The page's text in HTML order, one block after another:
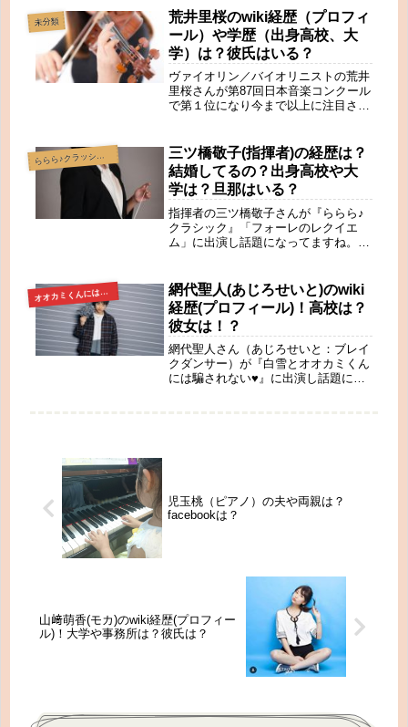
んな方なのか、調べてみました。半田
菜摘（写真家）のSNSやwiki経歴！出
身高校や大学は？夫は林業！？
的には『家に住まない』という生活し
ている京大卒のエリートなコンサルタ
ントです。いわゆる「家を持たない生
活」のパイオニアです。市橋正太郎さ
んはご自身のことを・家なしサウナマ
ン・サウナー・アドレスホッパーと呼
んだり、・家を捨てた男などと、呼ば
れたりしています。最近はアドレスホ
的なカリスマ的な存在感があります。
少し前に以前所属していAbeamTVの
ニュースで特集が組まれていました。
未分類
荒井里桜のwiki経歴（プロフィ
ール）や学歴（出身高校、大
学）は？彼氏はいる？
ヴァイオリン／バイオリニストの荒井
里桜さんが第87回日本音楽コンクール
で第１位になり今まで以上に注目され
期待されているバイオリニストです。
RIO ARAI / Menuhin Competition,
Senior first rounds – day 2今回は、荒
井里桜さんがどんな方なのか、調べて
みました。
ら
らら♪クラッシック
三ツ橋敬子(指揮者)の経歴は？
結婚してるの？出身高校や大
学は？旦那はいる？
指揮者の三ツ橋敬子さんが『ららら♪
クラシック』「フォーレのレクイエ
ム」に出演し話題になってますね。三
のですが、女性ということもあって、
彼氏やご結婚されているならご主人が
どんな人か気になります。妊娠して妊
婦になっても指揮棒を振っていたので
しょうか？
オオカミくんには騙されない🐺
網代聖人(あじろせいと)のwiki
経歴(プロフィール)！高校は？
彼女は！？
網代聖人さん（あじろせいと：ブレイ
クダンサー）が『白雪とオオカミくん
には騙されない♥』に出演し話題にな
網代聖人さんがどんな方なのか、調べ
てみました。
児玉桃（ピアノ）の夫や両親は？
facebookは？
山﨑萌香(モカ)のwiki経歴(プロフィー
ル)！大学や事務所は？彼氏は？